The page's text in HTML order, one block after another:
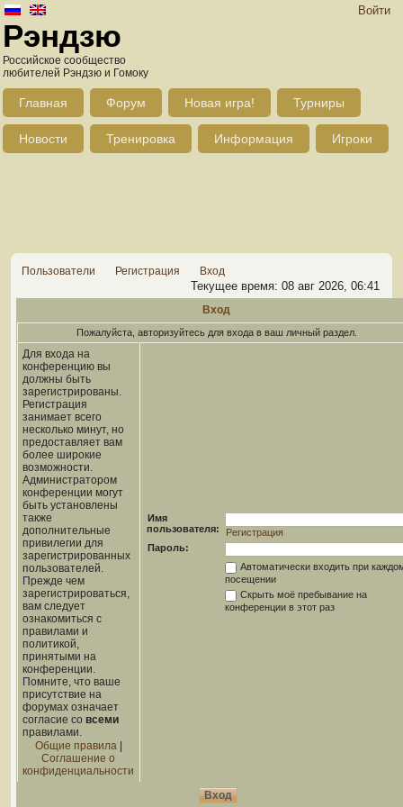
Войти
Рэндзю
Российское сообщество
любителей Рэндзю и Гомоку
Главная Форум Новая игра! Турниры
Новости Тренировка Информация Игроки
Пользователи Регистрация Вход
Текущее время: 08 авг 2026, 06:41
Вход
Пожалуйста, авторизуйтесь для входа в ваш личный раздел.
Для входа на
конференцию вы
должны быть
зарегистрированы.
Регистрация
занимает всего
несколько минут, но
предоставляет вам
более широкие
возможности.
Администратором
конференции могут
быть установлены
также
дополнительные
привилегии для
зарегистрированных
пользователей.
Прежде чем
зарегистрироваться,
вам следует
ознакомиться с
правилами и
политикой,
принятыми на
конференции.
Помните, что ваше
присутствие на
форумах означает
согласие со всеми
правилами.
Общие правила|
Соглашение о
конфиденциальности
Имя
пользователя:
Регистрация
Пароль:
Автоматически входить при
посещении
Скрыть моё пребывание на
конференции в этот раз